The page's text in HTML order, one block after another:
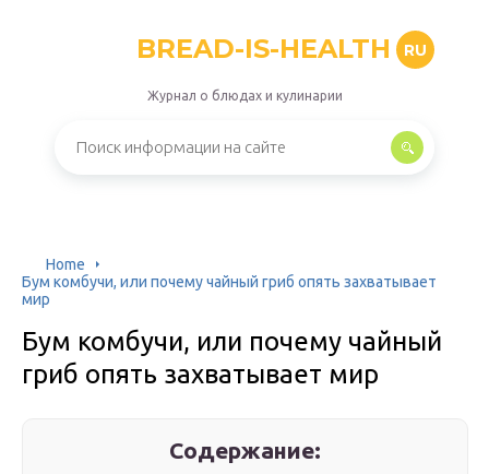
BREAD-IS-HEALTH RU
Журнал о блюдах и кулинарии
Home
Бум комбучи, или почему чайный гриб опять захватывает
мир
Бум комбучи, или почему чайный
гриб опять захватывает мир
Содержание: